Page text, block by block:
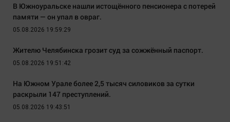
В Южноуральске нашли истощённого пенсионера с потерей
памяти — он упал в овраг.
05.08.2026 19:59:29
Жителю Челябинска грозит суд за сожжённый паспорт.
05.08.2026 19:51:42
На Южном Урале более 2,5 тысяч силовиков за сутки
раскрыли 147 преступлений.
05.08.2026 19:43:51